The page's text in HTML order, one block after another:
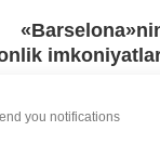
you notifications